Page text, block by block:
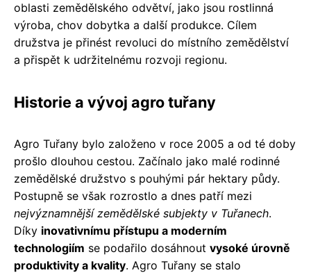
oblasti zemědělského odvětví, jako jsou rostlinná
výroba, chov dobytka a další produkce. Cílem
družstva je přinést revoluci do místního zemědělství
a přispět k udržitelnému rozvoji regionu.
Historie a vývoj agro tuřany
Agro Tuřany bylo založeno v roce 2005 a od té doby
prošlo dlouhou cestou. Začínalo jako malé rodinné
zemědělské družstvo s pouhými pár hektary půdy.
Postupně se však rozrostlo a dnes patří mezi
nejvýznamnější zemědělské subjekty v Tuřanech.
Díky inovativnímu přístupu a moderním
technologiím se podařilo dosáhnout vysoké úrovně
produktivity a kvality. Agro Tuřany se stalo